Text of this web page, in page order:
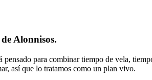
Alonnisos.
para combinar tiempo de vela,
así que lo tratamos como un plan vivo.